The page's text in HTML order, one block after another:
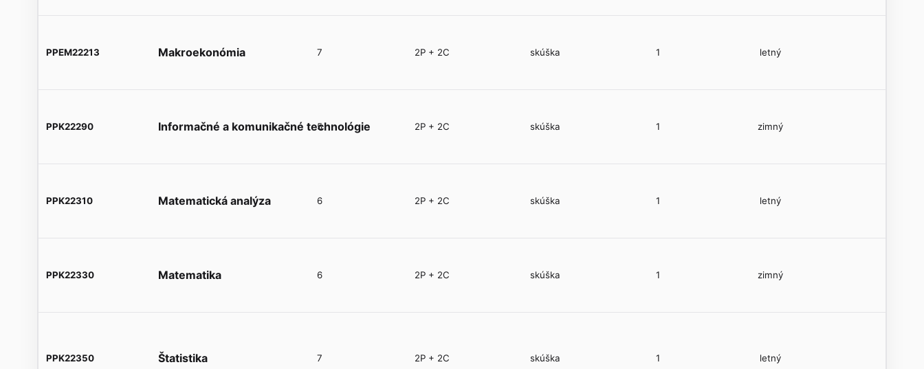
PPEM22213 Makroekonómia 7 2P + 2C skúška 1 letný
PPK22290 Informačné a komunikačné technológie
5 2P + 2C skúška 1 zimný
PPK22310 Matematická analýza 6 2P + 2C skúška 1 letný
PPK22330 Matematika 6 2P + 2C skúška 1 zimný
PPK22350 Štatistika 7 2P + 2C skúška 1 letný